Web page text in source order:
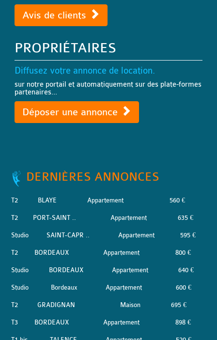
Avis de clients
PROPRIÉTAIRES
Diffusez votre annonce de location.
sur notre portail et automatiquement sur des plate-formes
partenaires...
Déposer une annonce
DERNIÈRES ANNONCES
T2 BLAYE Appartement 560 €
T2 PORT-SAINT .. Appartement 635 €
Studio SAINT-CAPR .. Appartement 595 €
T2 BORDEAUX Appartement 800 €
Studio BORDEAUX Appartement 640 €
Studio Bordeaux Appartement 600 €
T2 GRADIGNAN Maison 695 €
T3 BORDEAUX Appartement 898 €